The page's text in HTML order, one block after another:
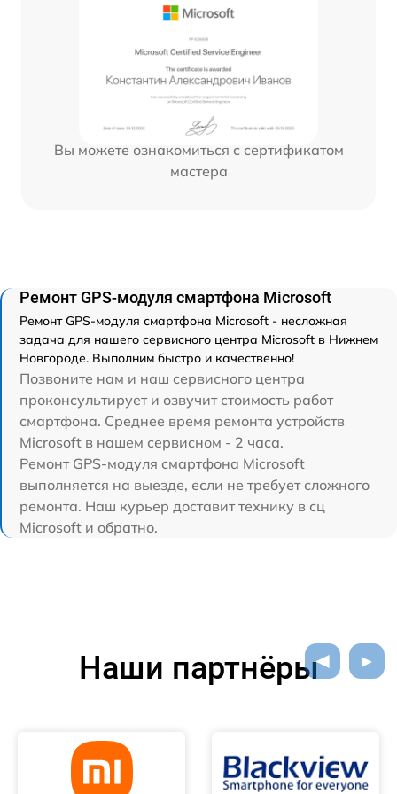
Вы можете ознакомиться с сертификатом
мастера
Ремонт GPS-модуля смартфона Microsoft
Ремонт GPS-модуля смартфона Microsoft - несложная
задача для нашего сервисного центра Microsoft в Нижнем
Новгороде. Выполним быстро и качественно!
Позвоните нам и наш сервисного центра
проконсультирует и озвучит стоимость работ
смартфона. Среднее время ремонта устройств
Microsoft в нашем сервисном - 2 часа.
Ремонт GPS-модуля смартфона Microsoft
выполняется на выезде, если не требует сложного
ремонта. Наш курьер доставит технику в сц
Microsoft и обратно.
Наши партнёры